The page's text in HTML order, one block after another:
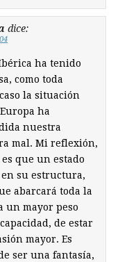
dice:
ha tenido
como toda
la situación
ha
nuestra
mal. Mi reflexión,
que un estado
su estructura,
abarcará toda la
un mayor peso
de estar
mayor. Es
ser una fantasía,